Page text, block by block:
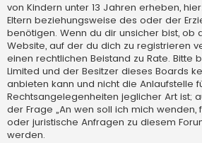
von Kindern unter 13 Jahren erheben,
Eltern beziehungsweise des oder der
benötigen. Wenn du dir unsicher bist, ob
Website, auf der du dich zu registrieren
einen rechtlichen Beistand zu Rate. Bitte
Limited und der Besitzer dieses Boards
anbieten kann und nicht die Anlaufstelle
Rechtsangelegenheiten jeglicher Art ist;
der Frage „An wen soll ich mich wenden,
oder juristische Anfragen zu diesem
werden.